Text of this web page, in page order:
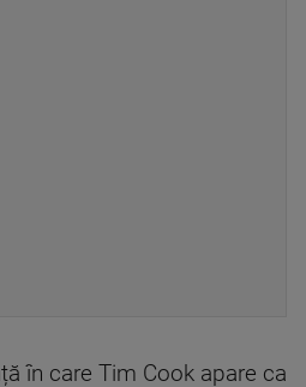
în care Tim Cook apare ca